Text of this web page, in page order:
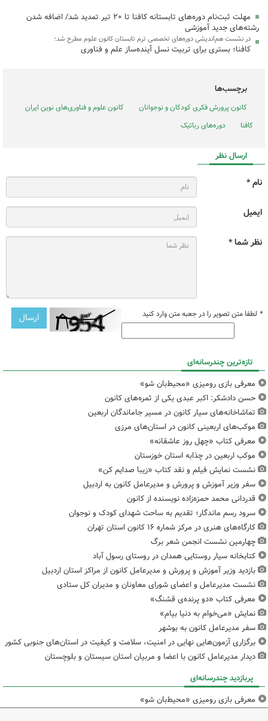
مهلت ثبت‌نام دوره‌های تابستانه کافنا تا ۲۰ تیر تمدید شد/ اضافه شدن
رشته‌های جدید آموزشی
در نشست هم‌اندیشی دوره‌های تخصصی ترم تابستان کانون علوم مطرح شد؛
کافنا؛ بستری برای تربیت نسل آینده‌ساز علم و فناوری
برچسب‌ها
کانون پرورش فکری کودکان و نوجوانان
کانون علوم و فناوری‌های نوین ایران
کافنا
دوره‌های رباتیک
ارسال نظر
نام *
ایمیل
نظر شما *
* لطفا متن تصویر را در جعبه متن وارد کنید
تازه‌ترین چندرسانه‌ای
معرفی بازی رومیزی «محیط‌بان شو»
حسن دادشکر: اکبر عبدی یکی از ثمره‌های کانون
تماشاخانه‌های سیار کانون در مسیر جاماندگان اربعین
موکب‌های اربعینی کانون در استان‌های مرزی
معرفی کتاب «چهل روز عاشقانه»
موکب اربعین در چذابه استان خوزستان
نشست نمایش فیلم و نقد کتاب «زیبا صدایم کن»
سفر وزیر آموزش و پرورش و مدیرعامل کانون به اردبیل
قدردانی محمد حمزه‌زاده نویسنده از کانون
سرود رسم ماندگار؛ تقدیم به ساحت شهدای کودک و نوجوان
کارگاه‌های هنری در مرکز شماره ۱۶ کانون استان تهران
چهارمین نشست انجمن شعر برگ
کتابخانه سیار روستایی همدان در روستای رسول آباد
بازدید وزیر آموزش و پرورش و مدیرعامل کانون از مراکز استان اردبیل
نشست مدیرعامل و اعضای شورای معاونان و مدیران کل ستادی
معرفی کتاب «دو پرنده‌ی قشنگ»
نمایش «می‌خوام به دنیا بیام»
سفر مدیرعامل کانون به بوشهر
برگزاری آزمون‌هایی نهایی در امنیت، سلامت و کیفیت در استان‌های جنوبی کشور
دیدار مدیرعامل کانون با اعضا و مربیان استان سیستان و بلوچستان
پربازدید چندرسانه‌ای
معرفی بازی رومیزی «محیط‌بان شو»